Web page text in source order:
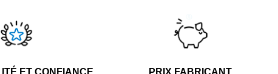
ET CONFIANCE PRIX FABRICANT